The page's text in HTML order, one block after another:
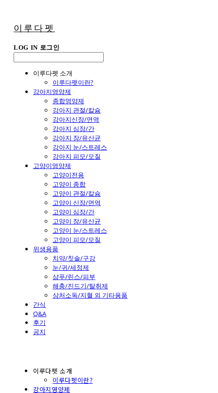
이루다펫
LOG IN 로그인
이루다펫 소개
이루다펫이란?
강아지영양제
종합영양제
강아지 관절/칼슘
강아지신장/면역
강아지 심장/간
강아지 장/유산균
강아지 눈/스트레스
강아지 피모/모질
고양이영양제
고양이전용
고양이 종합
고양이 관절/칼슘
고양이 신장/면역
고양이 심장/간
고양이 장/유산균
고양이 눈/스트레스
고양이 피모/모질
위생용품
치약/칫솔/구강
눈/귀/세정제
샴푸/린스/피부
해충/진드기/탈취제
상처소독/지혈 외 기타용품
간식
Q&A
후기
공지
이루다펫 소개
이루다펫이란?
강아지영양제